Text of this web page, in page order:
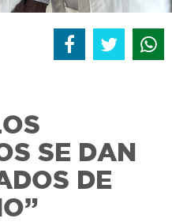
SE DAN
DE